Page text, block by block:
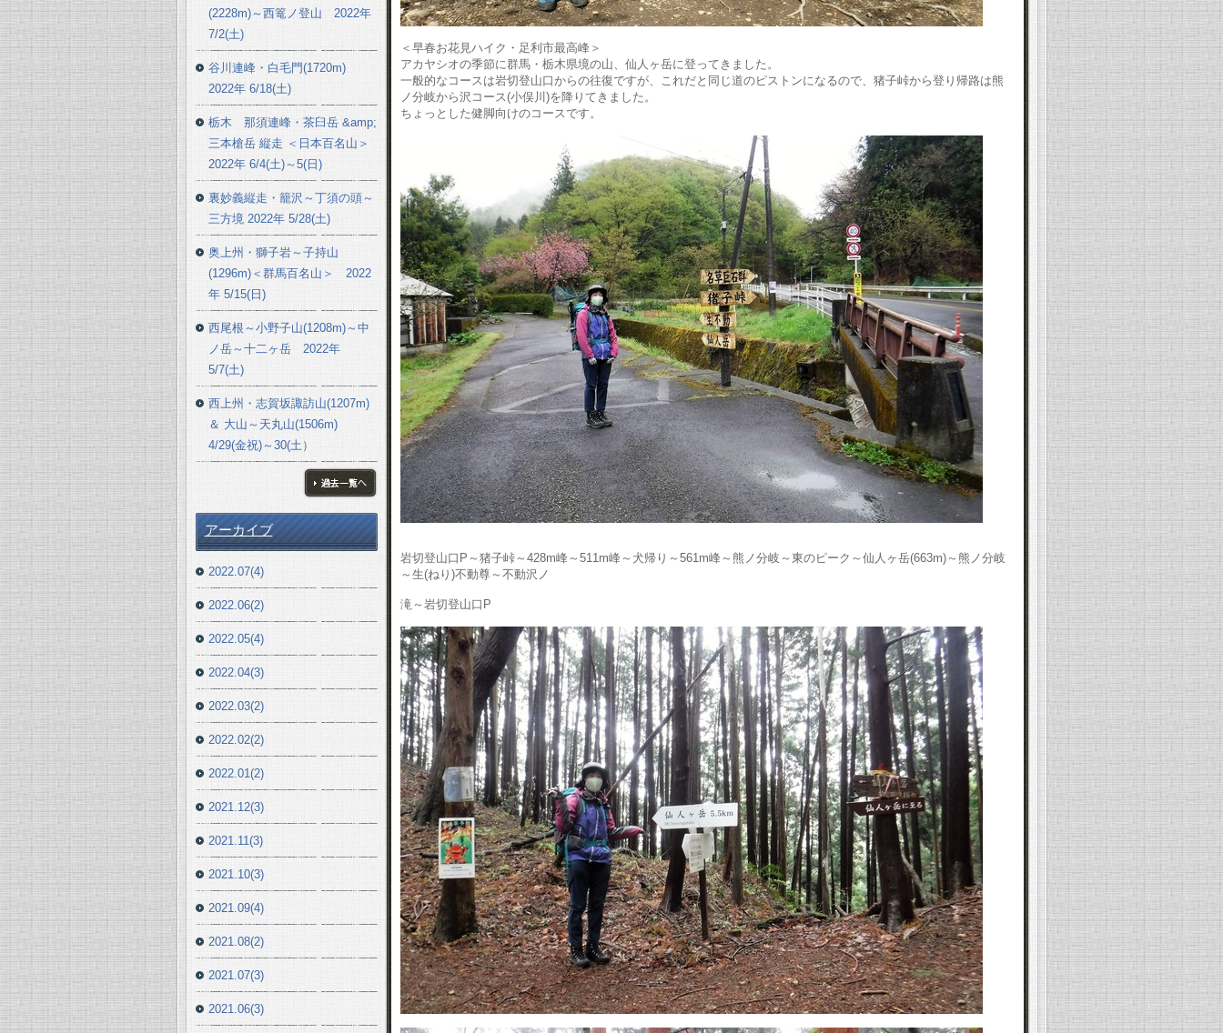
＜早春お花見ハイク・足利市最高峰＞
アカヤシオの季節に群馬・栃木県境の山、仙人ヶ岳に登ってきました。
一般的なコースは岩切登山口からの往復ですが、これだと同じ道のピストンになるので、猪子峠から登り帰路は熊
ノ分岐から沢コース(小俣川)を降りてきました。
ちょっとした健脚向けのコースです。
岩切登山口P～猪子峠～428m峰～511m峰～犬帰り～561m峰～熊ノ分岐～東のピーク～仙人ヶ岳(663m)～熊ノ分岐
～生(ねり)不動尊～不動沢ノ
滝～岩切登山口P
(2228m)～西篭ノ登山 2022年
7/2(土)
谷川連峰・白毛門(1720m)
2022年 6/18(土)
栃木 那須連峰・茶臼岳 &amp;
三本槍岳 縦走 ＜日本百名山＞
2022年 6/4(土)～5(日)
裏妙義縦走・籠沢～丁須の頭～
三方境 2022年 5/28(土)
奥上州・獅子岩～子持山
(1296m)＜群馬百名山＞ 2022
年 5/15(日)
西尾根～小野子山(1208m)～中
ノ岳～十二ヶ岳 2022年
5/7(土)
西上州・志賀坂諏訪山(1207m)
＆ 大山～天丸山(1506m)
4/29(金祝)～30(土）
アーカイブ
2022.07(4)
2022.06(2)
2022.05(4)
2022.04(3)
2022.03(2)
2022.02(2)
2022.01(2)
2021.12(3)
2021.11(3)
2021.10(3)
2021.09(4)
2021.08(2)
2021.07(3)
2021.06(3)